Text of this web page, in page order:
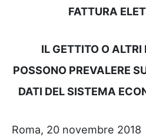
FATTURA
IL GETTITO O ALTRI
POSSONO PREVALERE
DATI DEL SISTEMA
Roma, 20 novembre 2018